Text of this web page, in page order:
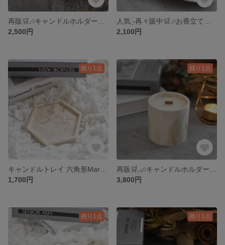
2,500円
2,100円
残り1点
1,700円
残り1点
3,800円
残り1点 残り1点